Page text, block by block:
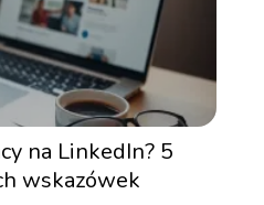
na LinkedIn? 5
wskazówek